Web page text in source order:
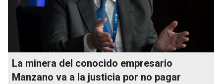
La minera del conocido empresario
Manzano va a la justicia por no pagar